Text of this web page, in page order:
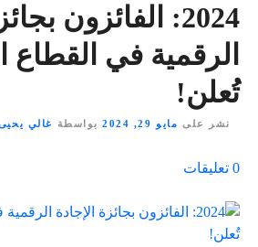
2024: الفائزون
الرقمية في
تُعلن!
نشر على مايو 29, 2024 بواسطة غالي
0 تعليقات
ى